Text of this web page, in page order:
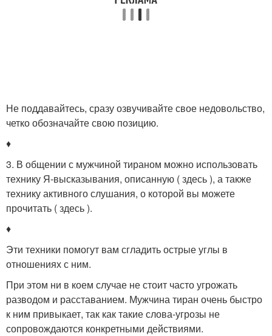
Не поддавайтесь, сразу озвучивайте свое недовольство,
четко обозначайте свою позицию.
♦
3. В общении с мужчиной тираном можно использовать
технику Я-высказывания, описанную ( здесь ), а также
технику активного слушания, о которой вы можете
прочитать ( здесь ).
♦
Эти техники помогут вам сгладить острые углы в
отношениях с ним.
При этом ни в коем случае не стоит часто угрожать
разводом и расставанием. Мужчина тиран очень быстро
к ним привыкает, так как такие слова-угрозы не
сопровождаются конкретными действиями.